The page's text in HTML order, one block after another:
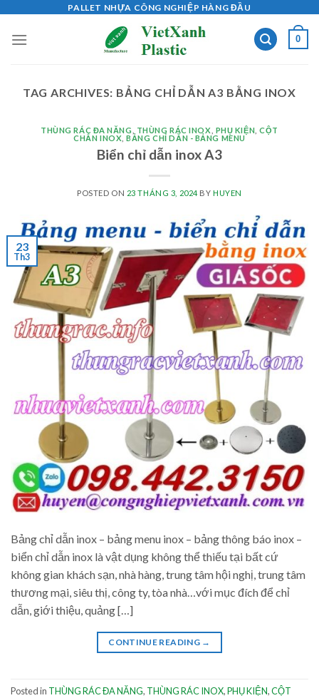
content
PALLET NHỰA CÔNG NGHIỆP HÀNG ĐẦU
0
TAG ARCHIVES: BẢNG CHỈ DẪN A3 BẰNG INOX
THÙNG RÁC ĐA NĂNG THÙNG RÁC INOX PHỤ KIỆN ,CỘT
CHẮN INOX ,BẢNG CHỈ DẪN - BẢNG MENU
Biển chỉ dẫn inox A3
POSTED ON 23 THÁNG 3, 2024BY HUYEN
23
Th3
Bảng chỉ dẫn inox – bảng menu inox – bảng thông báo inox –
biển chỉ dẫn inox là vật dụng không thể thiếu tại bất cứ
không gian khách sạn, nhà hàng, trung tâm hội nghị, trung tâm
thương mại, siêu thị, công ty, tòa nhà…với mục đích để chỉ
dẫn, giới thiệu, quảng […]
CONTINUE READING →
Posted in THÙNG RÁC ĐA NĂNG, THÙNG RÁC INOX,PHỤ KIỆN,CỘT